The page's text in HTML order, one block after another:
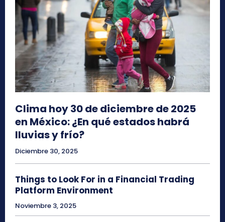
Clima hoy 30 de diciembre de 2025
en México: ¿En qué estados habrá
lluvias y frío?
Diciembre 30, 2025
Things to Look For in a Financial Trading
Platform Environment
Noviembre 3, 2025